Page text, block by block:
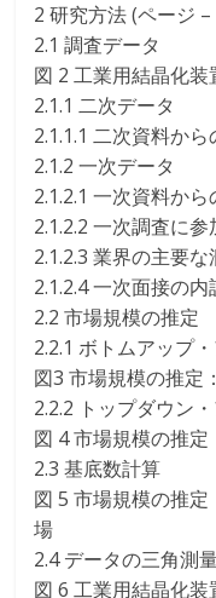
2 研究方法 (ページ –
2.1 調査データ
図 2 工業用結晶化
2.1.1 二次データ
2.1.1.1 二次資料から
2.1.2 一次データ
2.1.2.1 一次資料から
2.1.2.2 一次調査に
2.1.2.3 業界の主要な
2.1.2.4 一次面接の内
2.2 市場規模の推定
2.2.1 ボトムアップ
図3 市場規模の推定
2.2.2 トップダウン
図 4 市場規模の推
2.3 基底数計算
図 5 市場規模の推
場
2.4 データの三角測
図 6 工業用結晶化